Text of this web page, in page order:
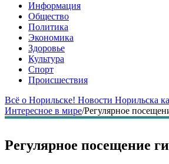
Информация
Общество
Политика
Экономика
Здоровье
Культура
Спорт
Происшествия
Всё о Норильске! Новости Норильска
Интересное в мире/Регулярное
Регулярное посещение